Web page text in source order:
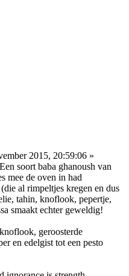
2015, 20:59:06 »
soort baba ghanoush van
mee de oven in had
al rimpeltjes kregen en dus
tahin, knoflook, pepertje,
smaakt echter geweldig!
geroosterde
en edelgist tot een pesto